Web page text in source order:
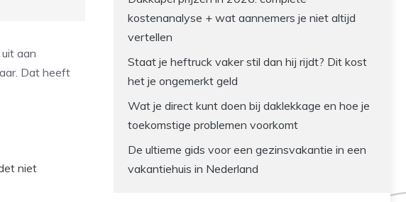
aan
Dat heeft
niet
kostenanalyse + wat aannemers je niet altijd
vertellen
Staat je heftruck vaker stil dan hij rijdt? Dit kost
het je ongemerkt geld
Wat je direct kunt doen bij daklekkage en hoe je
toekomstige problemen voorkomt
De ultieme gids voor een gezinsvakantie in een
vakantiehuis in Nederland